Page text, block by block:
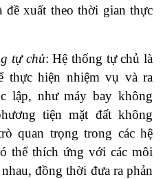
xuất theo thời gian thực
tự chủ: Hệ thống tự chủ là
thực hiện nhiệm vụ và ra
lập, như máy bay không
tiện mặt đất không
quan trọng trong các hệ
thể thích ứng với các môi
đồng thời đưa ra phản